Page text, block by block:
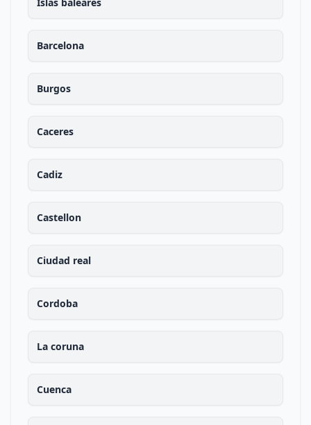
Barcelona
Burgos
Caceres
Cadiz
Castellon
Ciudad real
Cordoba
La coruna
Cuenca